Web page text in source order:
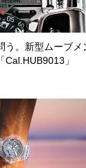
う。新型ムーブメ
」